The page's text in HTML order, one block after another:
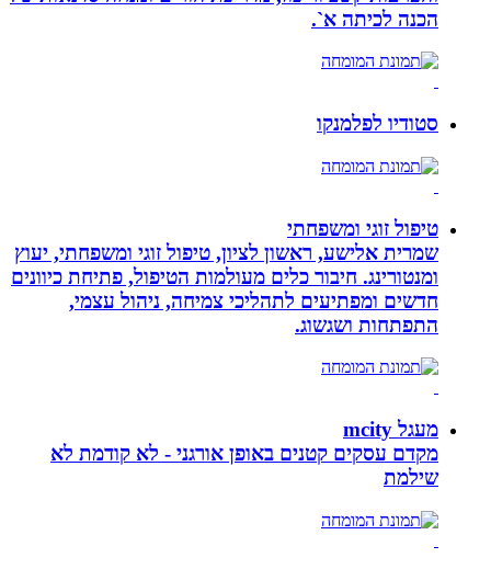
הכנה לכיתה א`.
סטודיו לפלמנקו
טיפול זוגי ומשפחתי
שמרית אלישע, ראשון לציון, טיפול זוגי ומשפחתי, יעוץ
ומנטורינג. חיבור כלים מעולמות הטיפול, פתיחת כיוונים
חדשים ומפתיעים לתהליכי צמיחה, ניהול עצמי,
התפתחות ושגשוג.
מעגל mcity
מקדם עסקים קטנים באופן אורגני - לא קודמת לא
שילמת